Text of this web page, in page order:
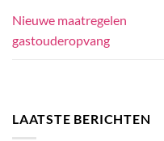
Nieuwe maatregelen
gastouderopvang
LAATSTE BERICHTEN